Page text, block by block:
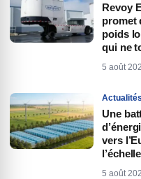
Revoy
promet
poids
qui ne
5 août
Actualités
Une
vers
5 août